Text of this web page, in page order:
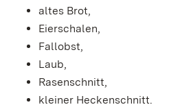
altes Brot,
Eierschalen,
Fallobst,
Laub,
Rasenschnitt,
kleiner Heckenschnitt.